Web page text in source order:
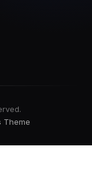
Theme